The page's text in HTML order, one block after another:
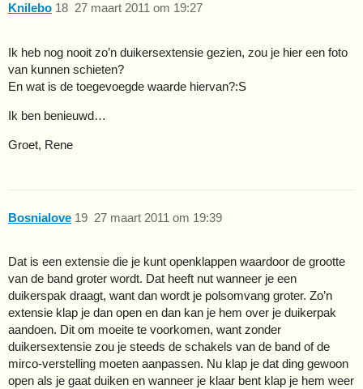
Knilebo 27 maart 2011 om 19:27
18
Ik heb nog nooit zo’n duikersextensie gezien, zou je hier een foto
van kunnen schieten?
En wat is de toegevoegde waarde hiervan?:S
Ik ben benieuwd…
Groet, Rene
Bosnialove 27 maart 2011 om 19:39
19
Dat is een extensie die je kunt openklappen waardoor de grootte
van de band groter wordt. Dat heeft nut wanneer je een
duikerspak draagt, want dan wordt je polsomvang groter. Zo’n
extensie klap je dan open en dan kan je hem over je duikerpak
aandoen. Dit om moeite te voorkomen, want zonder
duikersextensie zou je steeds de schakels van de band of de
mirco-verstelling moeten aanpassen. Nu klap je dat ding gewoon
open als je gaat duiken en wanneer je klaar bent klap je hem weer